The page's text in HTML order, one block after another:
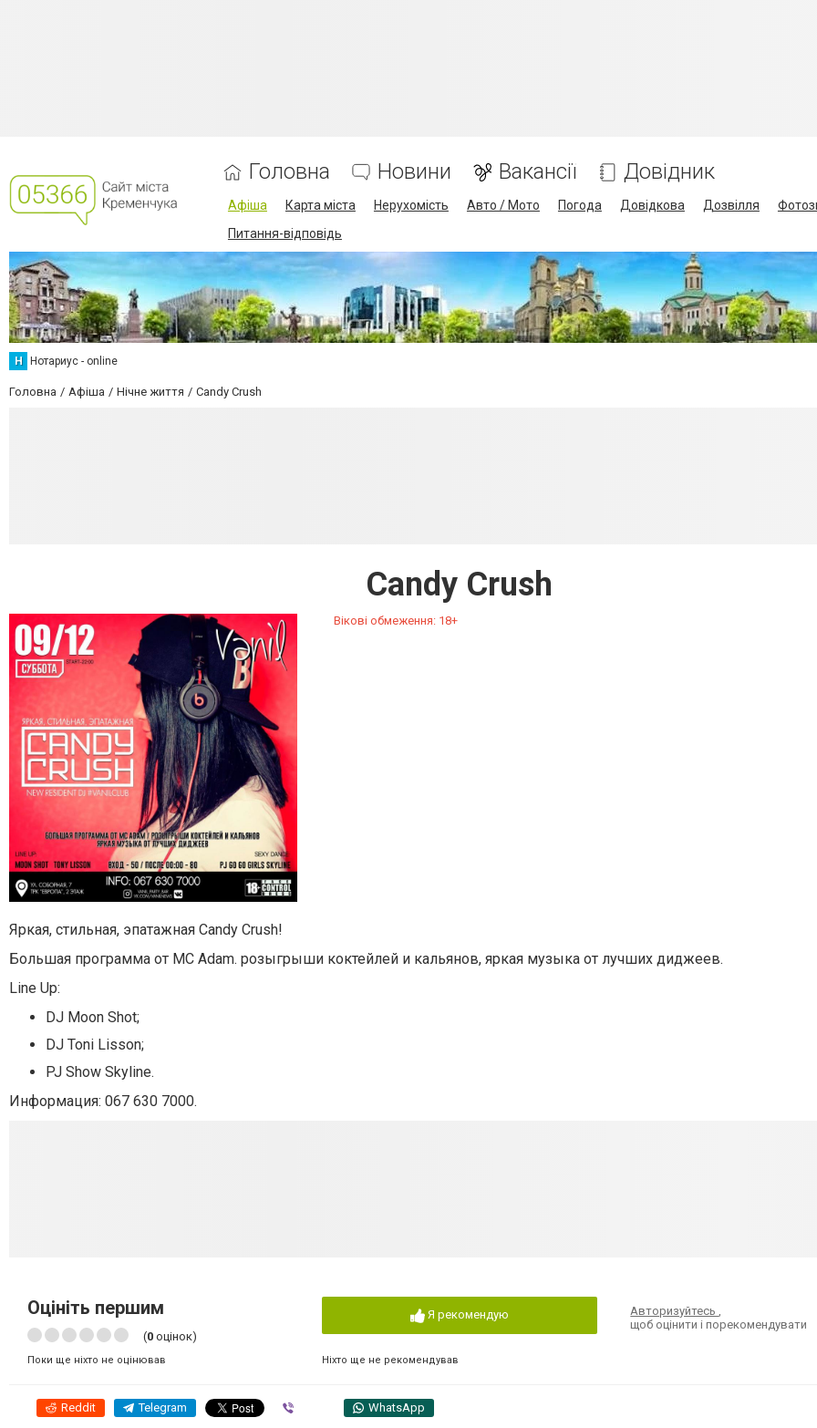
Головна Новини Вакансії Довідник
Афіша Карта міста Нерухомість Авто / Мото Погода Довідкова Дозвілля
Питання-відповідь
Н Нотариус - online
Головна Афіша Нічне життя Candy Crush
Candy Crush
Вікові обмеження: 18+
Яркая, стильная, эпатажная Candy Crush!
Большая программа от МС Adam. розыгрыши коктейлей и кальянов, яркая музыка от лучших диджеев.
Line Up:
DJ Moon Shot;
DJ Toni Lisson;
PJ Show Skyline.
Информация: 067 630 7000.
Оцініть першим
(0 оцінок)
Поки ще ніхто не оцінював
Я рекомендую
Ніхто ще не рекомендував
Авторизуйтесь
щоб оцінити і порекомендувати
Reddit Telegram WhatsApp